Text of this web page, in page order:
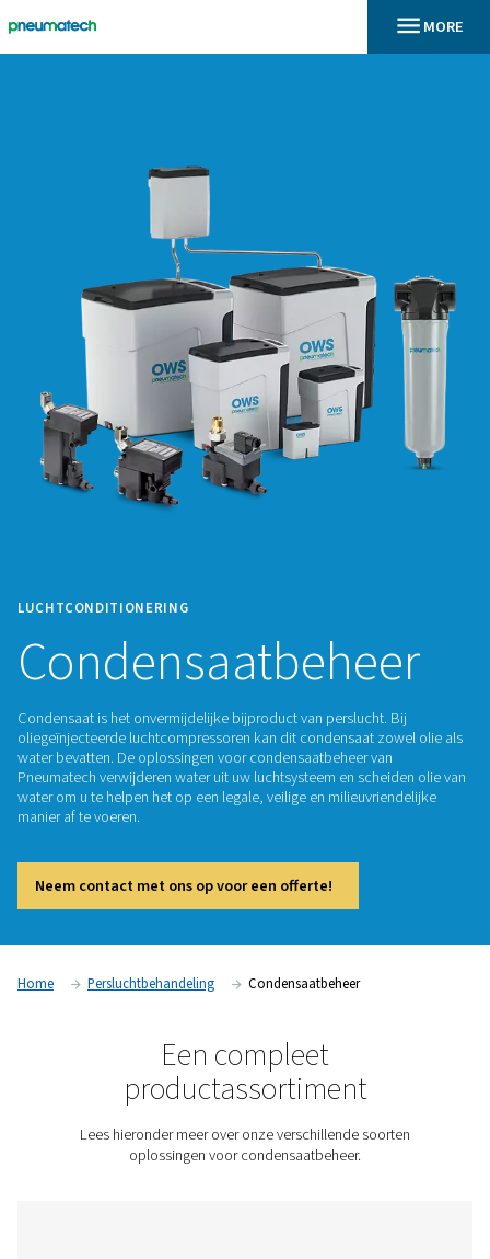
LUCHTCONDITIONERING
Condensaat is het onvermijdelijke bijproduct van perslucht.
water bevatten. De oplossingen voor condensaatbeheer van
Pneumatech verwijderen water uit uw luchtsysteem en
water om u te helpen het op een legale, veilige en
Neem contact met ons op voor een offerte!